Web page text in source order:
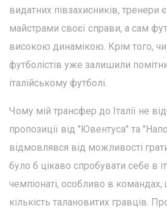
видатних півзахисників, тренери
майстрами своєї справи, а сам
високою динамікою. Крім того,
футболістів уже залишили
італійському футболі.
Чому мій трансфер до Італії не
пропозиції від "Ювентуса" та
відмовлявся від можливості
було б цікаво спробувати себе в
чемпіонаті, особливо в
кількість талановитих гравців.